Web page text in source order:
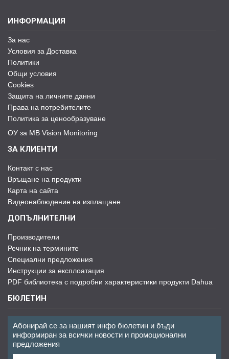
ИНФОРМАЦИЯ
За нас
Условия за Доставка
Политики
Общи условия
Cookies
Защита на личните данни
Права на потребителите
Политика за ценообразуване
ОУ за MB Vision Monitoring
ЗА КЛИЕНТИ
Контакт с нас
Връщане на продукти
Карта на сайта
Видеонаблюдение на изплащане
ДОПЪЛНИТЕЛНИ
Производители
Речник на термините
Специални предложения
Инструкции за експлоатация
PDF библиотека с подробни характеристики продукти Dahua
БЮЛЕТИН
Абонирай се за нашият инфо бюлетин и бъди
информиран за всички новости и промоционални
предложения